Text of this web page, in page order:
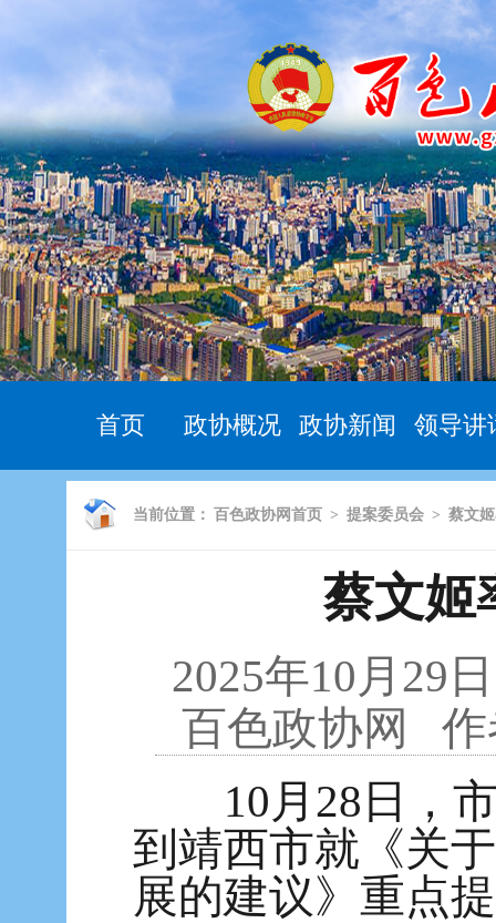
首页 政协概况 政协新闻 领导讲
当前位置： 百色政协网首页 > 提案委员会 > 蔡文
蔡文姬
2025年10月29
百色政协网
作
10月28日，市
到靖西市就《关
展的建议》重点